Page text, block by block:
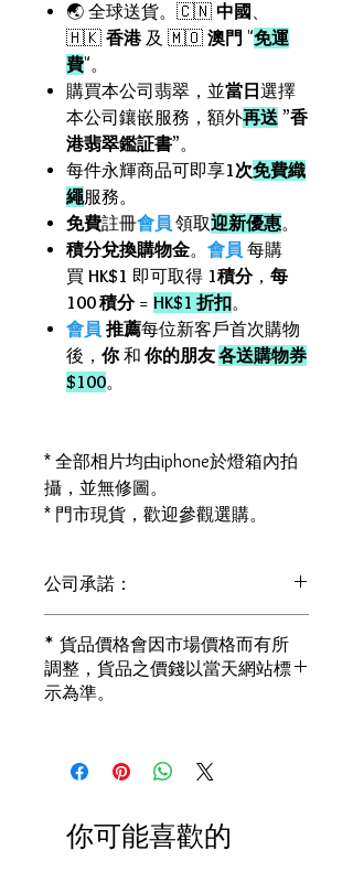
🌏 全球送貨。🇨🇳 中國 、
🇭🇰 香港及 🇲🇴 澳門 "免運
費"。
購買本公司翡翠，並當日 選擇
本公司鑲嵌服務，額外再送 ”香
港翡翠鑑証書”。
每件永輝商品可即享1次免費織
繩服務。
免費註冊會員 領取迎新優惠。
積分兌換購物金。 會員 每購
買 HK$1 即可取得 1積分， 每
100 積分= HK$1 折扣。
會員 推薦每位新客戶首次購物
後， 你和 你的朋友各送購物券
$100。
* 全部相片均由iphone於燈箱內拍
攝，並無修圖。
* 門市現貨，歡迎參觀選購。
公司承諾：
冇加色！冇化妝！
i) 所有已鑲玉器珠寶丶玉鐲丶擺件皆 奉
送 [香港翡翠鑑証書]
i) 成色足。冇鍍金！冇包金！冇假金！
3) 顧客所花費一分一毫全部都是珠寶本
i) 無佣金！無租金！無買手費！真真正
正行內批發價。
* 貨品價格會因市場價格而有所
調整，貨品之價錢以當天網站標
示為準。
你可能喜歡的